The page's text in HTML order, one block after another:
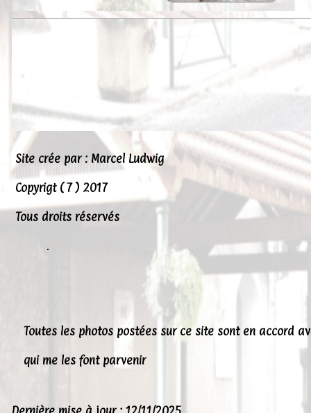
Site crée par : Marcel Ludwig
Copyrigt ( 7 ) 2017
Tous droits réservés
.
Toutes les photos postées sur ce site sont en accord
qui me les font parvenir